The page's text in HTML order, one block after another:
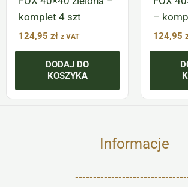
komplet 4 szt
124,95 zł z VAT
DODAJ DO
KOSZYKA
–
124,95
Informacje